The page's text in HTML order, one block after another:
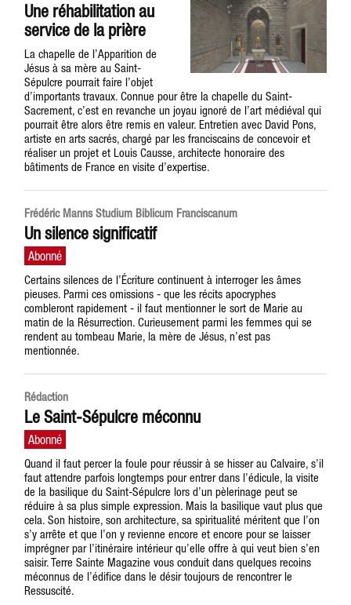
Une réhabilitation au
service de la prière
La chapelle de l’Apparition de
Jésus à sa mère au Saint-
Sépulcre pourrait faire l’objet
d’importants travaux. Connue pour être la chapelle du Saint-
Sacrement, c’est en revanche un joyau ignoré de l’art médiéval qui
pourrait être alors être remis en valeur. Entretien avec David Pons,
artiste en arts sacrés, chargé par les franciscains de concevoir et
réaliser un projet et Louis Causse, architecte honoraire des
bâtiments de France en visite d’expertise.
Frédéric Manns Studium Biblicum Franciscanum
Un silence significatif
Certains silences de l’Écriture continuent à interroger les âmes
pieuses. Parmi ces omissions - que les récits apocryphes
combleront rapidement - il faut mentionner le sort de Marie au
matin de la Résurrection. Curieusement parmi les femmes qui se
rendent au tombeau Marie, la mère de Jésus, n’est pas
mentionnée.
Rédaction
Le Saint-Sépulcre méconnu
Quand il faut percer la foule pour réussir à se hisser au Calvaire, s’il
faut attendre parfois longtemps pour entrer dans l’édicule, la visite
de la basilique du Saint-Sépulcre lors d’un pèlerinage peut se
réduire à sa plus simple expression. Mais la basilique vaut plus que
cela. Son histoire, son architecture, sa spiritualité méritent que l’on
s’y arrête et que l’on y revienne encore et encore pour se laisser
imprégner par l’itinéraire intérieur qu’elle offre à qui veut bien s’en
saisir. Terre Sainte Magazine vous conduit dans quelques recoins
méconnus de l’édifice dans le désir toujours de rencontrer le
Ressuscité.